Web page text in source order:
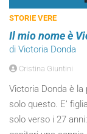
STORIE VERE
Il mio nome è
di Victoria Donda
Cristina Giuntini
Victoria Donda è la
solo questo. E’
solo verso i 27